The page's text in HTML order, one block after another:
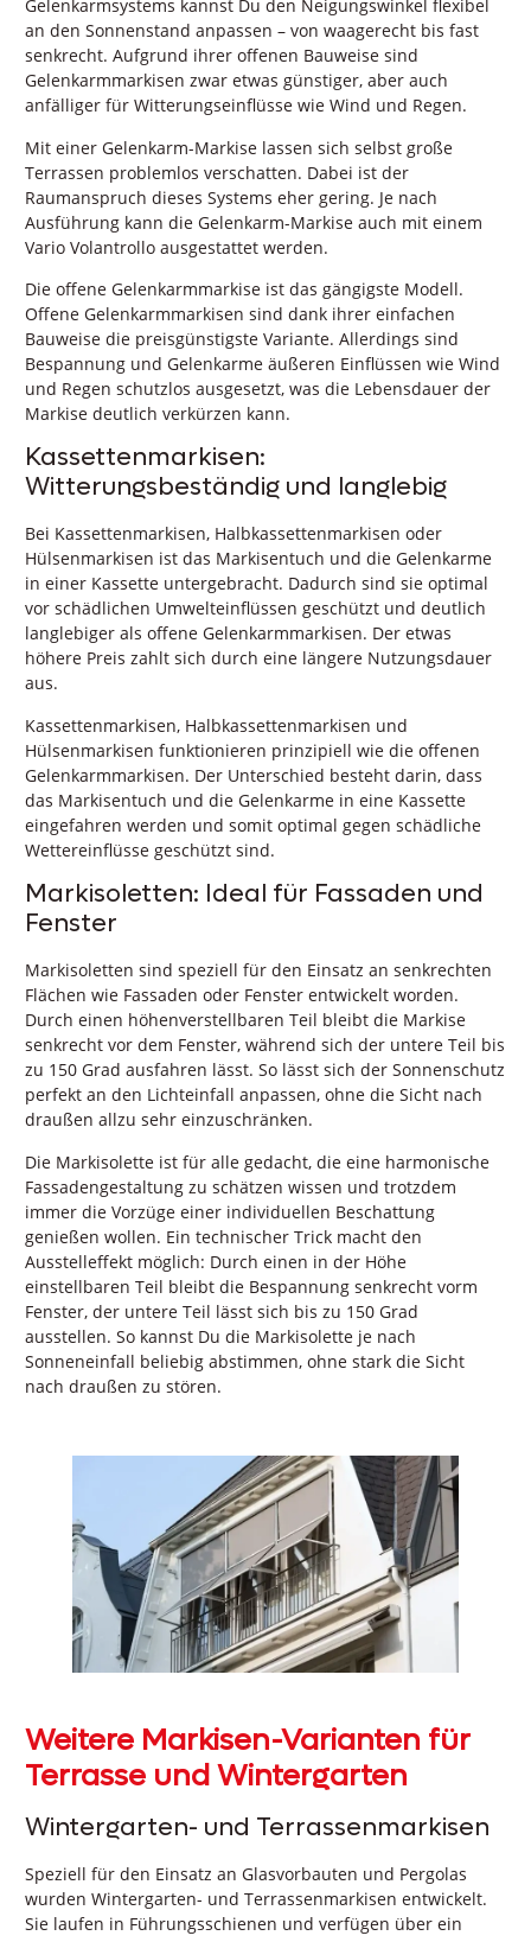
Gelenkarmsystems kannst Du den Neigungswinkel flexibel
an den Sonnenstand anpassen – von waagerecht bis fast
senkrecht. Aufgrund ihrer offenen Bauweise sind
Gelenkarmmarkisen zwar etwas günstiger, aber auch
anfälliger für Witterungseinflüsse wie Wind und Regen.
Mit einer Gelenkarm-Markise lassen sich selbst große
Terrassen problemlos verschatten. Dabei ist der
Raumanspruch dieses Systems eher gering. Je nach
Ausführung kann die Gelenkarm-Markise auch mit einem
Vario Volantrollo ausgestattet werden.
Die offene Gelenkarmmarkise ist das gängigste Modell.
Offene Gelenkarmmarkisen sind dank ihrer einfachen
Bauweise die preisgünstigste Variante. Allerdings sind
Bespannung und Gelenkarme äußeren Einflüssen wie Wind
und Regen schutzlos ausgesetzt, was die Lebensdauer der
Markise deutlich verkürzen kann.
Kassettenmarkisen:
Witterungsbeständig und langlebig
Bei Kassettenmarkisen, Halbkassettenmarkisen oder
Hülsenmarkisen ist das Markisentuch und die Gelenkarme
in einer Kassette untergebracht. Dadurch sind sie optimal
vor schädlichen Umwelteinflüssen geschützt und deutlich
langlebiger als offene Gelenkarmmarkisen. Der etwas
höhere Preis zahlt sich durch eine längere Nutzungsdauer
aus.
Kassettenmarkisen, Halbkassettenmarkisen und
Hülsenmarkisen funktionieren prinzipiell wie die offenen
Gelenkarmmarkisen. Der Unterschied besteht darin, dass
das Markisentuch und die Gelenkarme in eine Kassette
eingefahren werden und somit optimal gegen schädliche
Wettereinflüsse geschützt sind.
Markisoletten: Ideal für Fassaden und
Fenster
Markisoletten sind speziell für den Einsatz an senkrechten
Flächen wie Fassaden oder Fenster entwickelt worden.
Durch einen höhenverstellbaren Teil bleibt die Markise
senkrecht vor dem Fenster, während sich der untere Teil bis
zu 150 Grad ausfahren lässt. So lässt sich der Sonnenschutz
perfekt an den Lichteinfall anpassen, ohne die Sicht nach
draußen allzu sehr einzuschränken.
Die Markisolette ist für alle gedacht, die eine harmonische
Fassadengestaltung zu schätzen wissen und trotzdem
immer die Vorzüge einer individuellen Beschattung
genießen wollen. Ein technischer Trick macht den
Ausstelleffekt möglich: Durch einen in der Höhe
einstellbaren Teil bleibt die Bespannung senkrecht vorm
Fenster, der untere Teil lässt sich bis zu 150 Grad
ausstellen. So kannst Du die Markisolette je nach
Sonneneinfall beliebig abstimmen, ohne stark die Sicht
nach draußen zu stören.
Weitere Markisen-Varianten für
Terrasse und Wintergarten
Wintergarten- und Terrassenmarkisen
Speziell für den Einsatz an Glasvorbauten und Pergolas
wurden Wintergarten- und Terrassenmarkisen entwickelt.
Sie laufen in Führungsschienen und verfügen über ein